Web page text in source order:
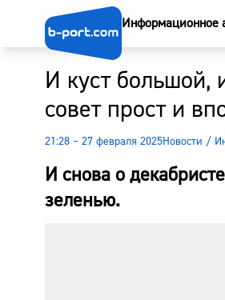
Информационное
И куст большой,
совет прост и
21:28 – 27 февраля 2025Новости /
И снова о
зеленью.